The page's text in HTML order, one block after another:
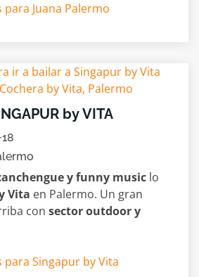
Juana Palermo
by VITA
y funny music lo
Vita en Palermo. Un gran
con sector outdoor y
para Singapur by Vita